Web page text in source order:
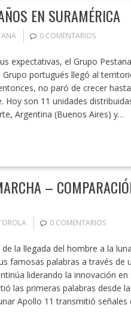
EN SURAMÉRICA
0 COMENTARIOS
expectativas, el Grupo
portugués llegó al
no paró de crecer
son 11 unidades
Argentina (Buenos Aires) y…
–
0 COMENTARIOS
la llegada del hombre a la
famosas palabras a través de
liderando la innovación
las primeras palabras desde
Apollo 11 transmitió